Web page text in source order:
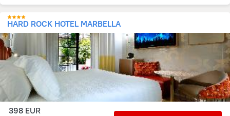
HARD ROCK HOTEL MARBELLA
398 EUR